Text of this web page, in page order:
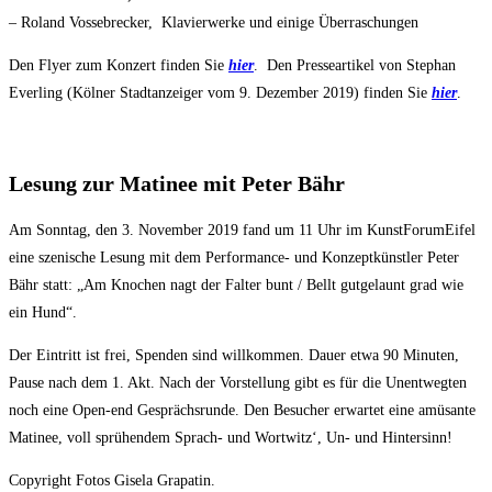
– Roland Vossebrecker, Klavierwerke und einige Überraschungen
Den Flyer zum Konzert finden Sie hier. Den Presseartikel von Stephan
Everling (Kölner Stadtanzeiger vom 9. Dezember 2019) finden Sie hier.
Lesung zur Matinee mit Peter Bähr
Am Sonntag, den 3. November 2019 fand um 11 Uhr im KunstForumEifel
eine szenische Lesung mit dem Performance- und Konzeptkünstler Peter
Bähr statt: „Am Knochen nagt der Falter bunt / Bellt gutgelaunt grad wie
ein Hund“.
Der Eintritt ist frei, Spenden sind willkommen. Dauer etwa 90 Minuten,
Pause nach dem 1. Akt. Nach der Vorstellung gibt es für die Unentwegten
noch eine Open-end Gesprächsrunde. Den Besucher erwartet eine amüsante
Matinee, voll sprühendem Sprach- und Wortwitz‘, Un- und Hintersinn!
Copyright Fotos Gisela Grapatin.